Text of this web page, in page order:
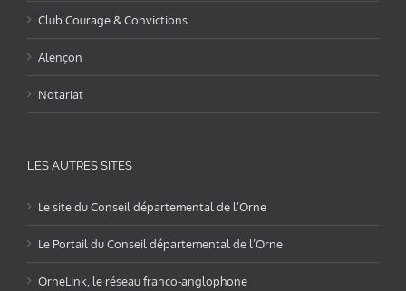
Club Courage & Convictions
Alençon
Notariat
LES AUTRES SITES
Le site du Conseil départemental de l’Orne
Le Portail du Conseil départemental de l’Orne
OrneLink, le réseau franco-anglophone